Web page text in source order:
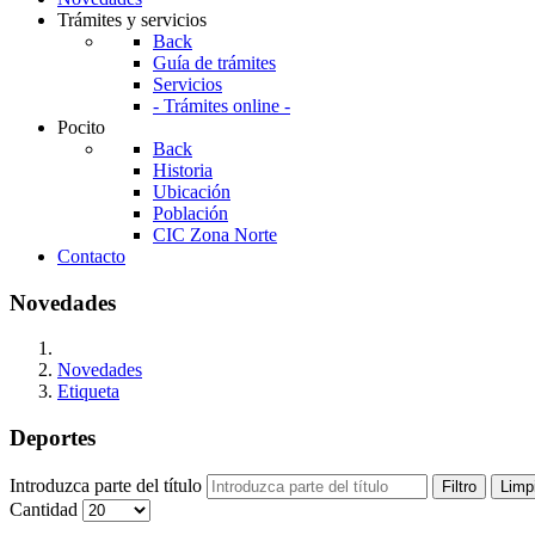
Trámites y servicios
Back
Guía de trámites
Servicios
- Trámites online -
Pocito
Back
Historia
Ubicación
Población
CIC Zona Norte
Contacto
Novedades
Novedades
Etiqueta
Deportes
Introduzca parte del título Filtro
Cantidad